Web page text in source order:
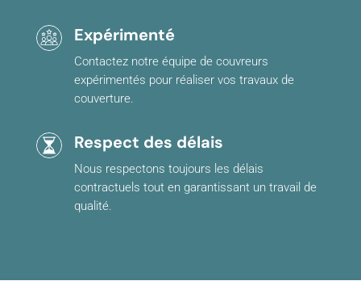
Expérimenté
Contactez notre équipe de couvreurs
expérimentés pour réaliser vos travaux de
couverture.
Respect des délais
Nous respectons toujours les délais
contractuels tout en garantissant un travail de
qualité.